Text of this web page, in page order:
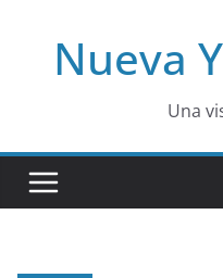
contentNueva
Una